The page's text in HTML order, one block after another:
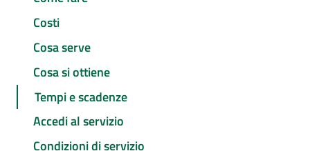
Costi
Cosa serve
Cosa si ottiene
Tempi e scadenze
Accedi al servizio
Condizioni di servizio